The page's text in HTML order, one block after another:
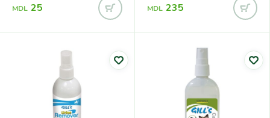
MDL 25 MDL 235